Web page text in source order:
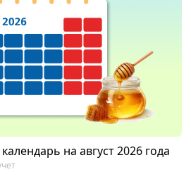
на август 2026 года